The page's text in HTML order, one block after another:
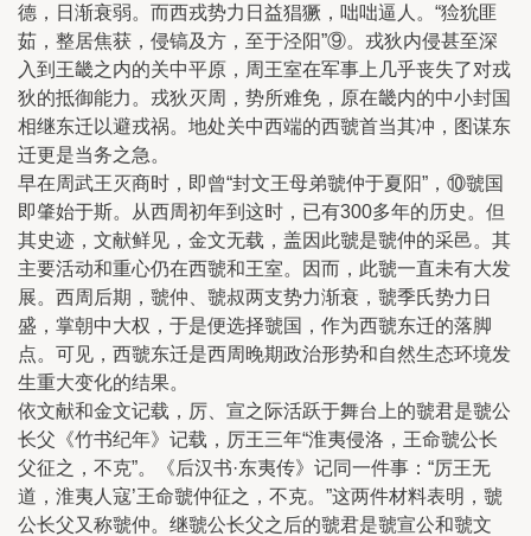
德，日渐衰弱。而西戎势力日益猖獗，咄咄逼人。“猃狁匪
茹，整居焦获，侵镐及方，至于泾阳”⑨。戎狄内侵甚至深
入到王畿之内的关中平原，周王室在军事上几乎丧失了对戎
狄的抵御能力。戎狄灭周，势所难免，原在畿内的中小封国
相继东迁以避戎祸。地处关中西端的西虢首当其冲，图谋东
迁更是当务之急。
早在周武王灭商时，即曾“封文王母弟虢仲于夏阳”，⑩虢国
即肇始于斯。从西周初年到这时，已有300多年的历史。但
其史迹，文献鲜见，金文无载，盖因此虢是虢仲的采邑。其
主要活动和重心仍在西虢和王室。因而，此虢一直未有大发
展。西周后期，虢仲、虢叔两支势力渐衰，虢季氏势力日
盛，掌朝中大权，于是便选择虢国，作为西虢东迁的落脚
点。可见，西虢东迁是西周晚期政治形势和自然生态环境发
生重大变化的结果。
依文献和金文记载，厉、宣之际活跃于舞台上的虢君是虢公
长父《竹书纪年》记载，厉王三年“淮夷侵洛，王命虢公长
父征之，不克”。《后汉书·东夷传》记同一件事：“厉王无
道，淮夷人寇’王命虢仲征之，不克。”这两件材料表明，虢
公长父又称虢仲。继虢公长父之后的虢君是虢宣公和虢文